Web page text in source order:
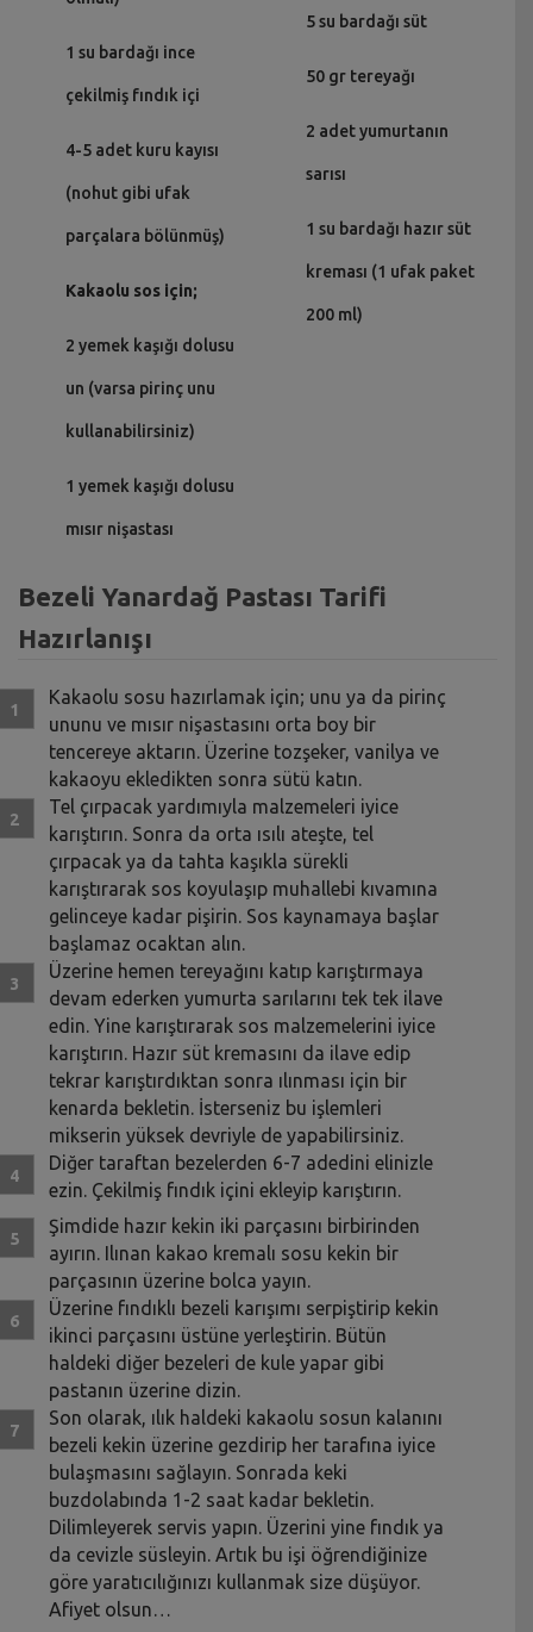
1 su bardağı ince
çekilmiş fındık içi
4-5 adet kuru kayısı
(nohut gibi ufak
parçalara bölünmüş)
Kakaolu sos için;
2 yemek kaşığı dolusu
un (varsa pirinç unu
kullanabilirsiniz)
1 yemek kaşığı dolusu
mısır nişastası
5 su bardağı süt
50 gr tereyağı
2 adet yumurtanın
sarısı
1 su bardağı hazır süt
kreması (1 ufak paket
200 ml)
Bezeli Yanardağ Pastası Tarifi
Hazırlanışı
Kakaolu sosu hazırlamak için; unu ya da pirinç
ununu ve mısır nişastasını orta boy bir
tencereye aktarın. Üzerine tozşeker, vanilya ve
kakaoyu ekledikten sonra sütü katın.
Tel çırpacak yardımıyla malzemeleri iyice
karıştırın. Sonra da orta ısılı ateşte, tel
çırpacak ya da tahta kaşıkla sürekli
karıştırarak sos koyulaşıp muhallebi kıvamına
gelinceye kadar pişirin. Sos kaynamaya başlar
başlamaz ocaktan alın.
Üzerine hemen tereyağını katıp karıştırmaya
devam ederken yumurta sarılarını tek tek ilave
edin. Yine karıştırarak sos malzemelerini iyice
karıştırın. Hazır süt kremasını da ilave edip
tekrar karıştırdıktan sonra ılınması için bir
kenarda bekletin. İsterseniz bu işlemleri
mikserin yüksek devriyle de yapabilirsiniz.
Diğer taraftan bezelerden 6-7 adedini elinizle
ezin. Çekilmiş fındık içini ekleyip karıştırın.
Şimdide hazır kekin iki parçasını birbirinden
ayırın. Ilınan kakao kremalı sosu kekin bir
parçasının üzerine bolca yayın.
Üzerine fındıklı bezeli karışımı serpiştirip kekin
ikinci parçasını üstüne yerleştirin. Bütün
haldeki diğer bezeleri de kule yapar gibi
pastanın üzerine dizin.
Son olarak, ılık haldeki kakaolu sosun kalanını
bezeli kekin üzerine gezdirip her tarafına iyice
bulaşmasını sağlayın. Sonrada keki
buzdolabında 1-2 saat kadar bekletin.
Dilimleyerek servis yapın. Üzerini yine fındık ya
da cevizle süsleyin. Artık bu işi öğrendiğinize
göre yaratıcılığınızı kullanmak size düşüyor.
Afiyet olsun…